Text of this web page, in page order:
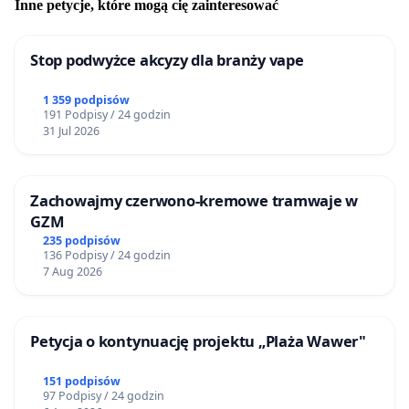
Inne petycje, które mogą cię zainteresować
Stop podwyżce akcyzy dla branży vape
1 359 podpisów
191 Podpisy / 24 godzin
31 Jul 2026
Zachowajmy czerwono-kremowe tramwaje w
GZM
235 podpisów
136 Podpisy / 24 godzin
7 Aug 2026
Petycja o kontynuację projektu „Plaża Wawer"
151 podpisów
97 Podpisy / 24 godzin